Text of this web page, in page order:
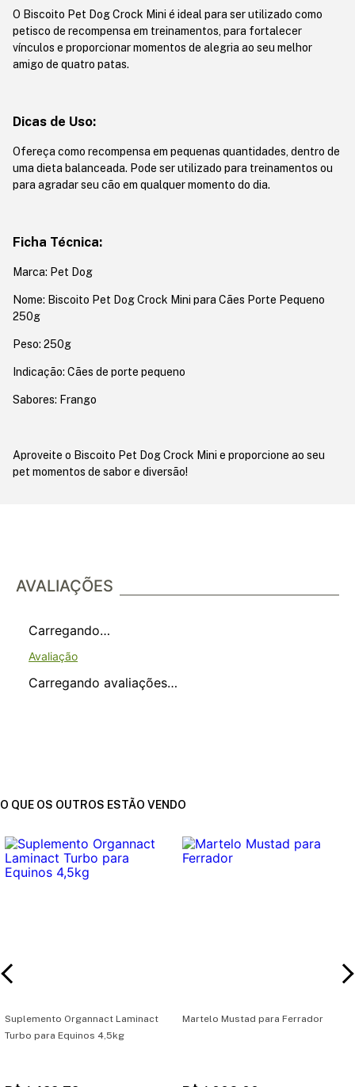
O Biscoito Pet Dog Crock Mini é ideal para ser utilizado como
petisco de recompensa em treinamentos, para fortalecer
vínculos e proporcionar momentos de alegria ao seu melhor
amigo de quatro patas.
Dicas de Uso:
Ofereça como recompensa em pequenas quantidades, dentro de
uma dieta balanceada. Pode ser utilizado para treinamentos ou
para agradar seu cão em qualquer momento do dia.
Ficha Técnica:
Marca: Pet Dog
Nome: Biscoito Pet Dog Crock Mini para Cães Porte Pequeno
250g
Peso: 250g
Indicação: Cães de porte pequeno
Sabores: Frango
Aproveite o Biscoito Pet Dog Crock Mini e proporcione ao seu
pet momentos de sabor e diversão!
AVALIAÇÕES
Carregando…
Carregando avaliações…
O QUE OS OUTROS ESTÃO VENDO
Suplemento Organnact Laminact
Turbo para Equinos 4,5kg
Martelo Mustad para Ferrador